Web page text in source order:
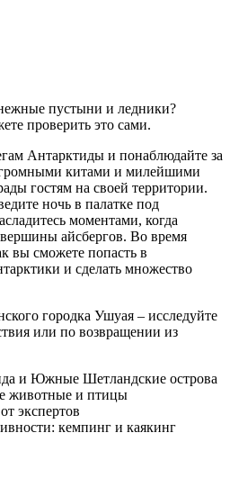
пустыни и ледники?
проверить это сами.
Антарктиды и понаблюдайте за
китами и милейшими
гостям на своей территории.
ночь в палатке под
моментами, когда
айсбергов. Во время
вы сможете попасть в
и сделать множество
городка Ушуая – исследуйте
или по возвращении из
и Южные Шетландские острова
животные и птицы
экспертов
кемпинг и каякинг